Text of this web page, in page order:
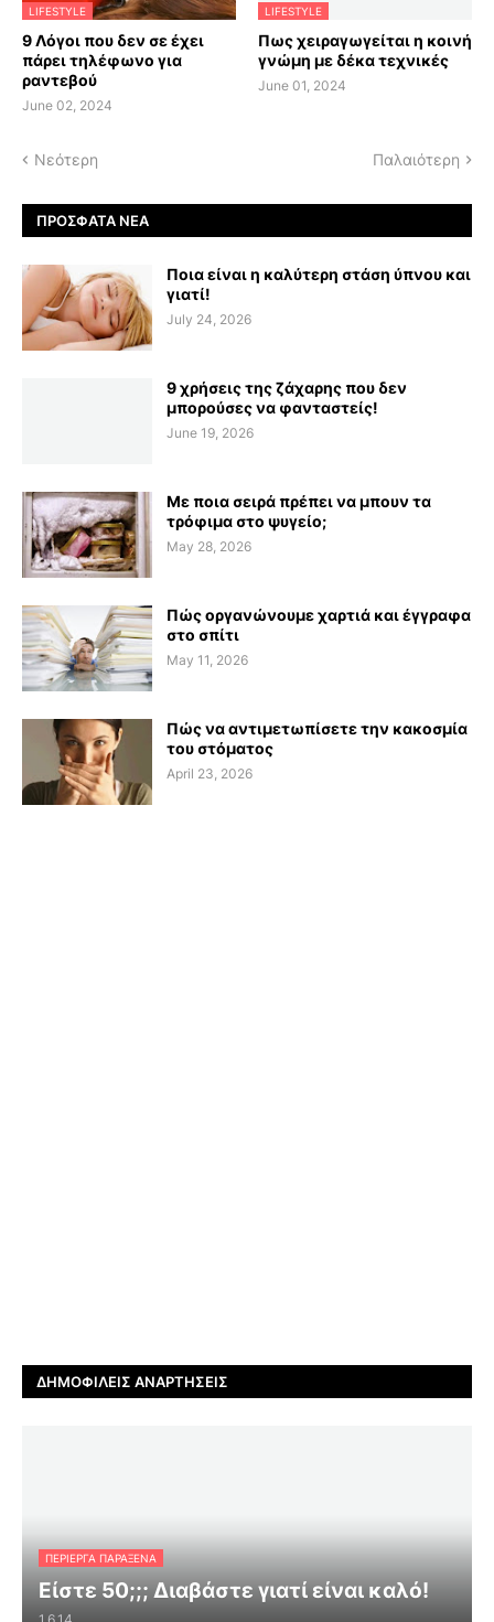
LIFESTYLE
9 Λόγοι που δεν σε έχει
πάρει τηλέφωνο για
ραντεβού
June 02, 2024
LIFESTYLE
Πως χειραγωγείται η κοινή
γνώμη με δέκα τεχνικές
June 01, 2024
Νεότερη Παλαιότερη
ΠΡΌΣΦΑΤΑ ΝΈΑ
Ποια είναι η καλύτερη στάση ύπνου και
γιατί!
July 24, 2026
9 χρήσεις της ζάχαρης που δεν
μπορούσες να φανταστείς!
June 19, 2026
Με ποια σειρά πρέπει να μπουν τα
τρόφιμα στο ψυγείο;
May 28, 2026
Πώς οργανώνουμε χαρτιά και έγγραφα
στο σπίτι
May 11, 2026
Πώς να αντιμετωπίσετε την κακοσμία
του στόματος
April 23, 2026
ΔΗΜΟΦΙΛΕΊΣ ΑΝΑΡΤΉΣΕΙΣ
ΠΕΡΊΕΡΓΑ ΠΑΡΆΞΕΝΑ
Είστε 50;;; Διαβάστε γιατί είναι καλό!